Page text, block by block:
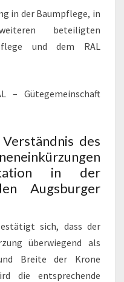
in der Baumpflege, in
beteiligten
und dem RAL
– Gütegemeinschaft
des
in der
Augsburger
sich, dass der
überwiegend als
Breite der Krone
die entsprechende